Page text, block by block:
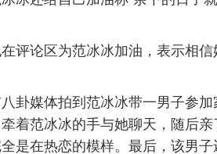
评论区为范冰冰加油，表示相
卦媒体拍到范冰冰带一男子参
着范冰冰的手与她聊天，随后
是在热恋的模样。最后，该男子